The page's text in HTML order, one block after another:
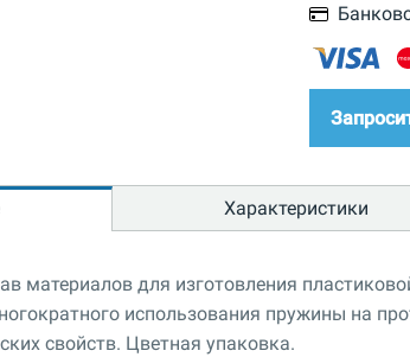
Характеристики
материалов для изготовления
использования пружины на
свойств. Цветная упаковка.